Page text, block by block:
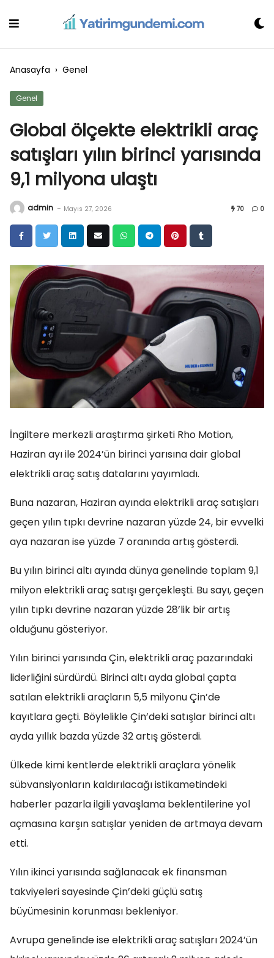
Anasayfa › Genel
Genel
Global ölçekte elektrikli araç
satışları yılın birinci yarısında
9,1 milyona ulaştı
admin - Mayıs 27, 2026 70 0
İngiltere merkezli araştırma şirketi Rho Motion,
Haziran ayı ile 2024’ün birinci yarısına dair global
elektrikli araç satış datalarını yayımladı.
Buna nazaran, Haziran ayında elektrikli araç satışları
geçen yılın tıpkı devrine nazaran yüzde 24, bir evvelki
aya nazaran ise yüzde 7 oranında artış gösterdi.
Bu yılın birinci altı ayında dünya genelinde toplam 9,1
milyon elektrikli araç satışı gerçekleşti. Bu sayı, geçen
yılın tıpkı devrine nazaran yüzde 28’lik bir artış
olduğunu gösteriyor.
Yılın birinci yarısında Çin, elektrikli araç pazarındaki
liderliğini sürdürdü. Birinci altı ayda global çapta
satılan elektrikli araçların 5,5 milyonu Çin’de
kayıtlara geçti. Böylelikle Çin’deki satışlar birinci altı
ayda yıllık bazda yüzde 32 artış gösterdi.
Ülkede kimi kentlerde elektrikli araçlara yönelik
sübvansiyonların kaldırılacağı istikametindeki
haberler pazarla ilgili yavaşlama beklentilerine yol
açmasına karşın satışlar yeniden de artmaya devam
etti.
Yılın ikinci yarısında sağlanacak ek finansman
takviyeleri sayesinde Çin’deki güçlü satış
büyümesinin korunması bekleniyor.
Avrupa genelinde ise elektrikli araç satışları 2024’ün